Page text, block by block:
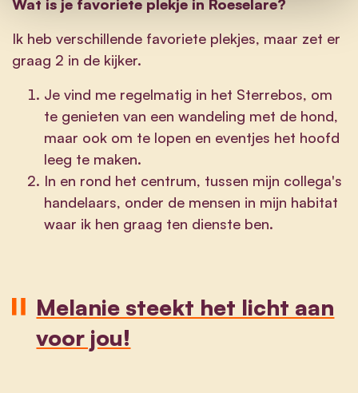
Wat is je favoriete plekje in Roeselare?
Ik heb verschillende favoriete plekjes, maar zet er
graag 2 in de kijker.
Je vind me regelmatig in het Sterrebos, om
te genieten van een wandeling met de hond,
maar ook om te lopen en eventjes het hoofd
leeg te maken.
In en rond het centrum, tussen mijn collega's
handelaars, onder de mensen in mijn habitat
waar ik hen graag ten dienste ben.
Melanie steekt het licht aan
voor jou!